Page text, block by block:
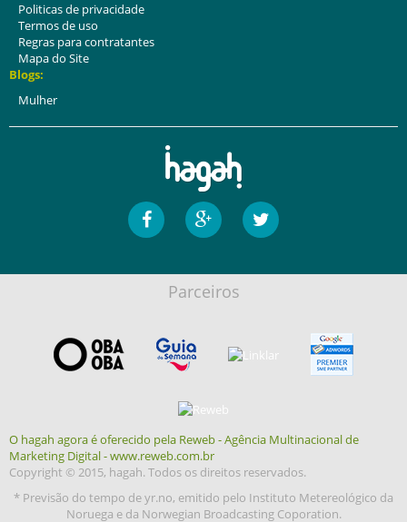
Politicas de privacidade
Termos de uso
Regras para contratantes
Mapa do Site
Blogs:
Mulher
Parceiros
O hagah agora é oferecido pela Reweb - Agência Multinacional de
Marketing Digital - www.reweb.com.br
Copyright © 2015, hagah. Todos os direitos reservados.
* Previsão do tempo de yr.no, emitido pelo Instituto Metereológico da
Noruega e da Norwegian Broadcasting Coporation.